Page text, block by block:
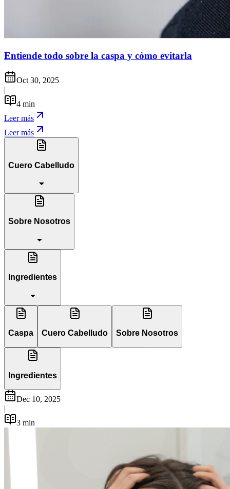
Entiende todo sobre la caspa y cómo evitarla
Oct 30, 2025
|
4 min
Leer más
Leer más
Cuero Cabelludo
Sobre Nosotros
Ingredientes
Caspa Cuero Cabelludo Sobre Nosotros
Ingredientes
Dec 10, 2025
|
3 min